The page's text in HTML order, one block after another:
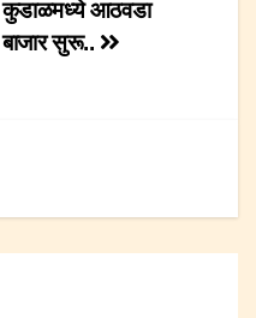
कुडाळमध्ये आठवडा
बाजार सुरू..